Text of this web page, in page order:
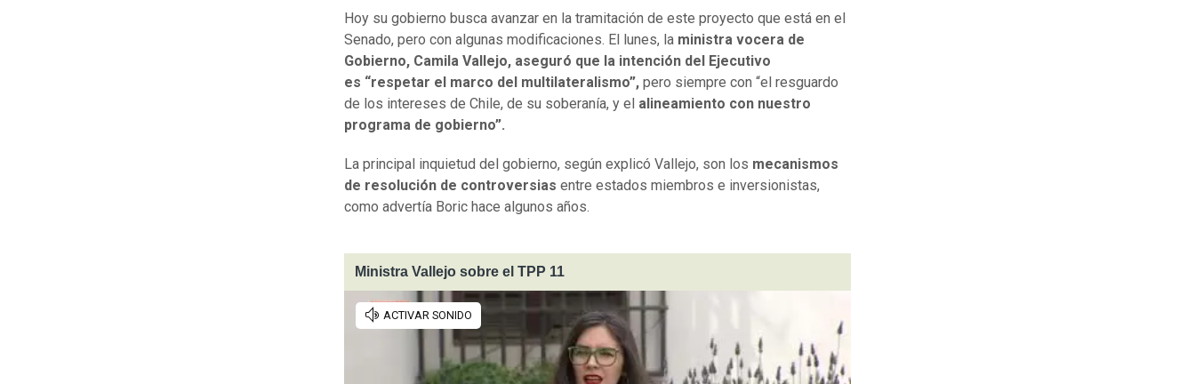
Hoy su gobierno busca avanzar en la tramitación de este proyecto que está en el
Senado, pero con algunas modificaciones. El lunes, la ministra vocera de
Gobierno, Camila Vallejo, aseguró que la intención del Ejecutivo
es “respetar el marco del multilateralismo”, pero siempre con “el resguardo
de los intereses de Chile, de su soberanía, y el alineamiento con nuestro
programa de gobierno”.
La principal inquietud del gobierno, según explicó Vallejo, son los mecanismos
de resolución de controversias entre estados miembros e inversionistas,
como advertía Boric hace algunos años.
Ministra Vallejo sobre el TPP 11